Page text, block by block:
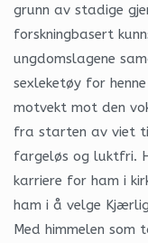
grunn av stadige
forskningbasert
ungdomslagene
sexleketøy for
motvekt mot den
fra starten av viet
fargeløs og luktfri.
karriere for ham i
ham i å velge
Med himmelen som